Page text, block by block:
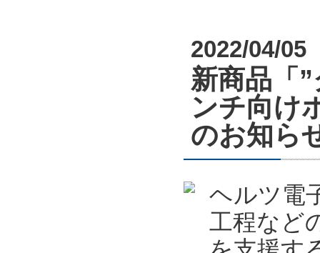
2022/04/05
新商品「
ンチ向け
のお知ら
ヘルツ電
工程など